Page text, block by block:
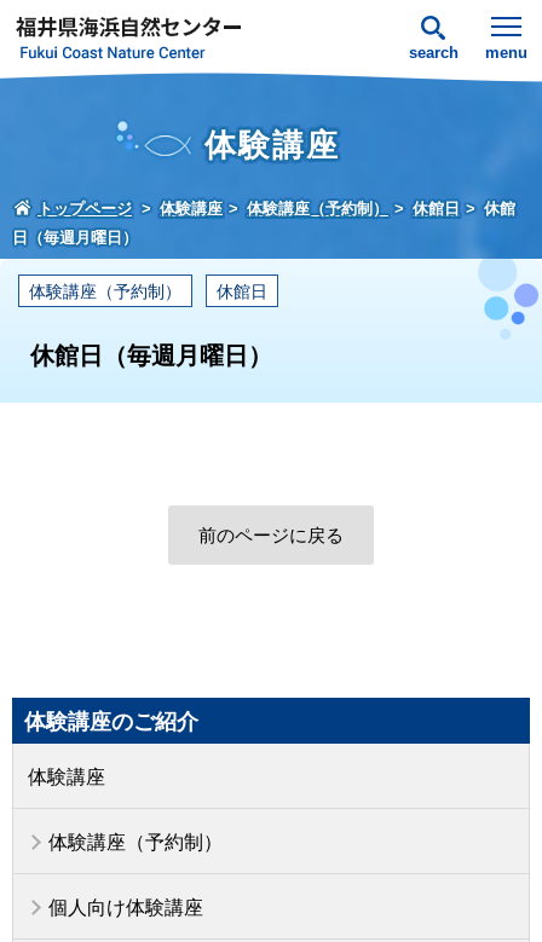
search menu
体験講座
トップページ 体験講座 体験講座（予約制） 休館日
休館
日（毎週月曜日）
体験講座（予約制） 休館日
休館日（毎週月曜日）
前のページに戻る
体験講座のご紹介
体験講座
体験講座（予約制）
個人向け体験講座